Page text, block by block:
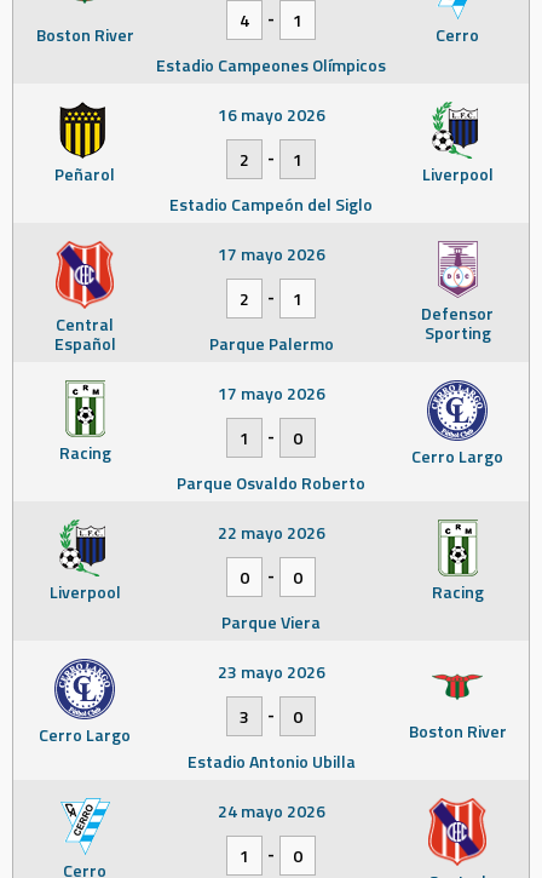
Boston River Cerro
4
-
1
Estadio Campeones Olímpicos
Peñarol Liverpool
16 mayo 2026
2
-
1
Estadio Campeón del Siglo
Central
Español
Defensor
Sporting
17 mayo 2026
2
-
1
Parque Palermo
Racing Cerro Largo
17 mayo 2026
1
-
0
Parque Osvaldo Roberto
Liverpool Racing
22 mayo 2026
0
-
0
Parque Viera
Cerro Largo Boston River
23 mayo 2026
3
-
0
Estadio Antonio Ubilla
Cerro
24 mayo 2026
1
- 0